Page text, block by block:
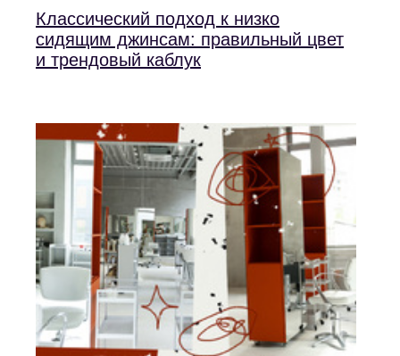
Классический подход к низко
сидящим джинсам: правильный цвет
и трендовый каблук